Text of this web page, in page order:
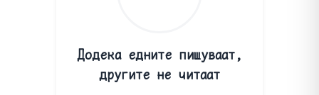
Додека едните пишуваат,
другите не читаат